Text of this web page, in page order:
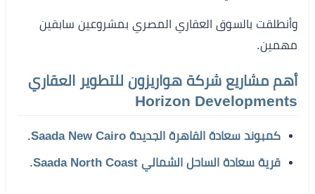
وأنطلقت بالسوق العقاري المصري بمشروعين سابقين
مهمين.
أهم مشاريع شركة هواريزون للتطوير العقاري
Horizon Developments
كمبوند سعادة القاهرة الجديدة Saada New Cairo
.
قرية سعادة الساحل الشمالي Saada North Coast
.